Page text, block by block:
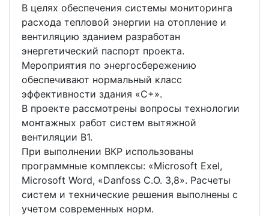
В целях обеспечения системы мониторинга
расхода тепловой энергии на отопление и
вентиляцию зданием разработан
энергетический паспорт проекта.
Мероприятия по энергосбережению
обеспечивают нормальный класс
эффективности здания «С+».
В проекте рассмотрены вопросы технологии
монтажных работ систем вытяжной
вентиляции В1.
При выполнении ВКР использованы
программные комплексы: «Microsoft Exel,
Microsoft Word, «Danfoss C.O. 3,8». Расчеты
систем и технические решения выполнены с
учетом современных норм.